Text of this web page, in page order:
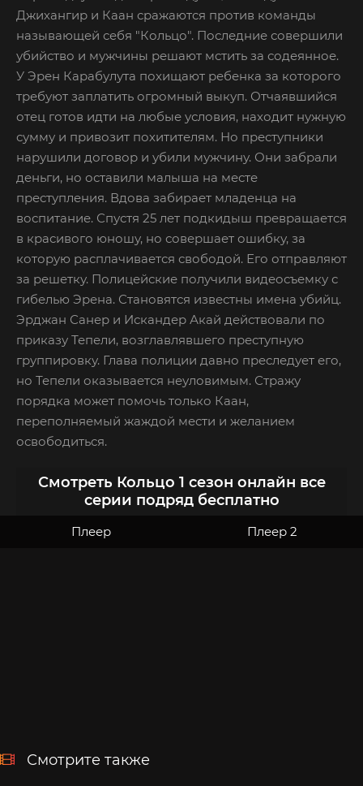
Джихангир и Каан сражаются против команды
называющей себя "Кольцо". Последние совершили
убийство и мужчины решают мстить за содеянное.
У Эрен Карабулута похищают ребенка за которого
требуют заплатить огромный выкуп. Отчаявшийся
отец готов идти на любые условия, находит нужную
сумму и привозит похитителям. Но преступники
нарушили договор и убили мужчину. Они забрали
деньги, но оставили малыша на месте
преступления. Вдова забирает младенца на
воспитание. Спустя 25 лет подкидыш превращается
в красивого юношу, но совершает ошибку, за
которую расплачивается свободой. Его отправляют
за решетку. Полицейские получили видеосъемку с
гибелью Эрена. Становятся известны имена убийц.
Эрджан Санер и Искандер Акай действовали по
приказу Тепели, возглавлявшего преступную
группировку. Глава полиции давно преследует его,
но Тепели оказывается неуловимым. Стражу
порядка может помочь только Каан,
переполняемый жаждой мести и желанием
освободиться.
Смотреть Кольцо 1 сезон онлайн все
серии подряд бесплатно
Плеер Плеер 2
Смотрите также